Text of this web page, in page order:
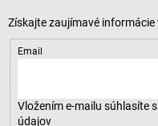
Email
Vložením e-mailu súhlasíte s
údajov